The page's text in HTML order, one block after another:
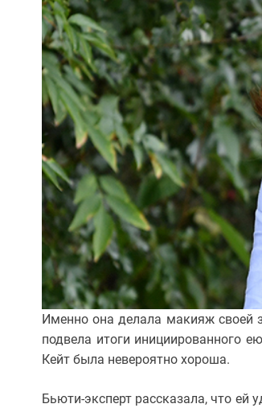
Именно она делала макияж своей
подвела итоги инициированного
Кейт была невероятно хороша.
Бьюти-эксперт рассказала, что ей